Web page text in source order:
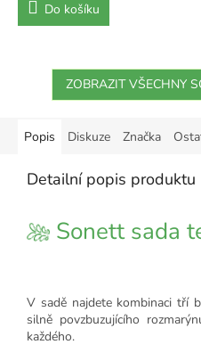
Do košíku
ZOBRAZIT VŠECHNY
Popis Diskuze Značka
Detailní popis produktu
Sonett sada
V sadě najdete kombinaci tří
silně povzbuzujícího
každého.